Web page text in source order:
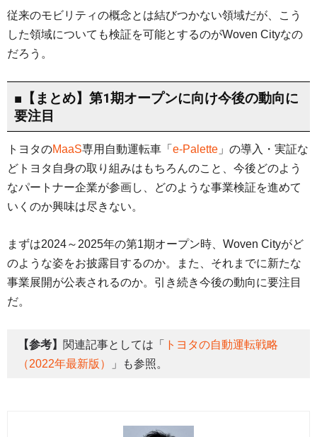
従来のモビリティの概念とは結びつかない領域だが、こう
した領域についても検証を可能とするのがWoven Cityなの
だろう。
■【まとめ】第1期オープンに向け今後の動向に
要注目
トヨタのMaaS専用自動運転車「 e-Palette 」の導入・実証な
どトヨタ自身の取り組みはもちろんのこと、今後どのよう
なパートナー企業が参画し、どのような事業検証を進めて
いくのか興味は尽きない。
まずは2024～2025年の第1期オープン時、Woven Cityがど
のような姿をお披露目するのか。また、それまでに新たな
事業展開が公表されるのか。引き続き今後の動向に要注目
だ。
【参考】 関連記事としては「
トヨタの自動運転戦略
（2022年最新版）
」も参照。